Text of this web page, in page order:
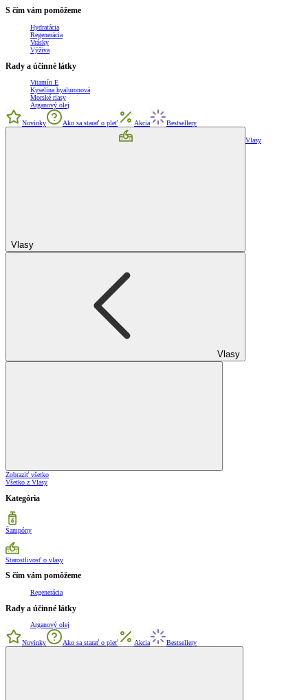
S čím vám pomôžeme
Hydratácia
Regenerácia
Vrásky
Výživa
Rady a účinné látky
Vitamín E
Kyselina hyaluronová
Morské riasy
Arganový olej
Novinky Ako sa starať o pleť Akcia Bestsellery
Vlasy
Vlasy
Vlasy
Zobraziť všetko
Všetko z Vlasy
Kategória
Šampóny
Starostlivosť o vlasy
S čím vám pomôžeme
Regenerácia
Rady a účinné látky
Arganový olej
Novinky Ako sa starať o pleť Akcia Bestsellery